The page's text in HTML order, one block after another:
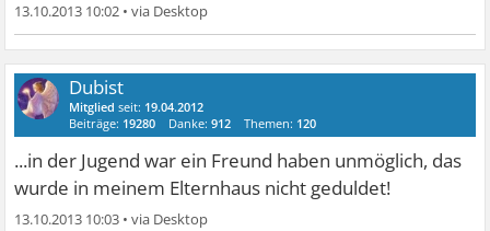
13.10.2013 10:02 •
Dubist
Mitglied seit: 19.04.2012
Beiträge: 19280 Danke:912 Themen: 120
...in der Jugend war ein Freund haben unmöglich, das
wurde in meinem Elternhaus nicht geduldet!
13.10.2013 10:03 •